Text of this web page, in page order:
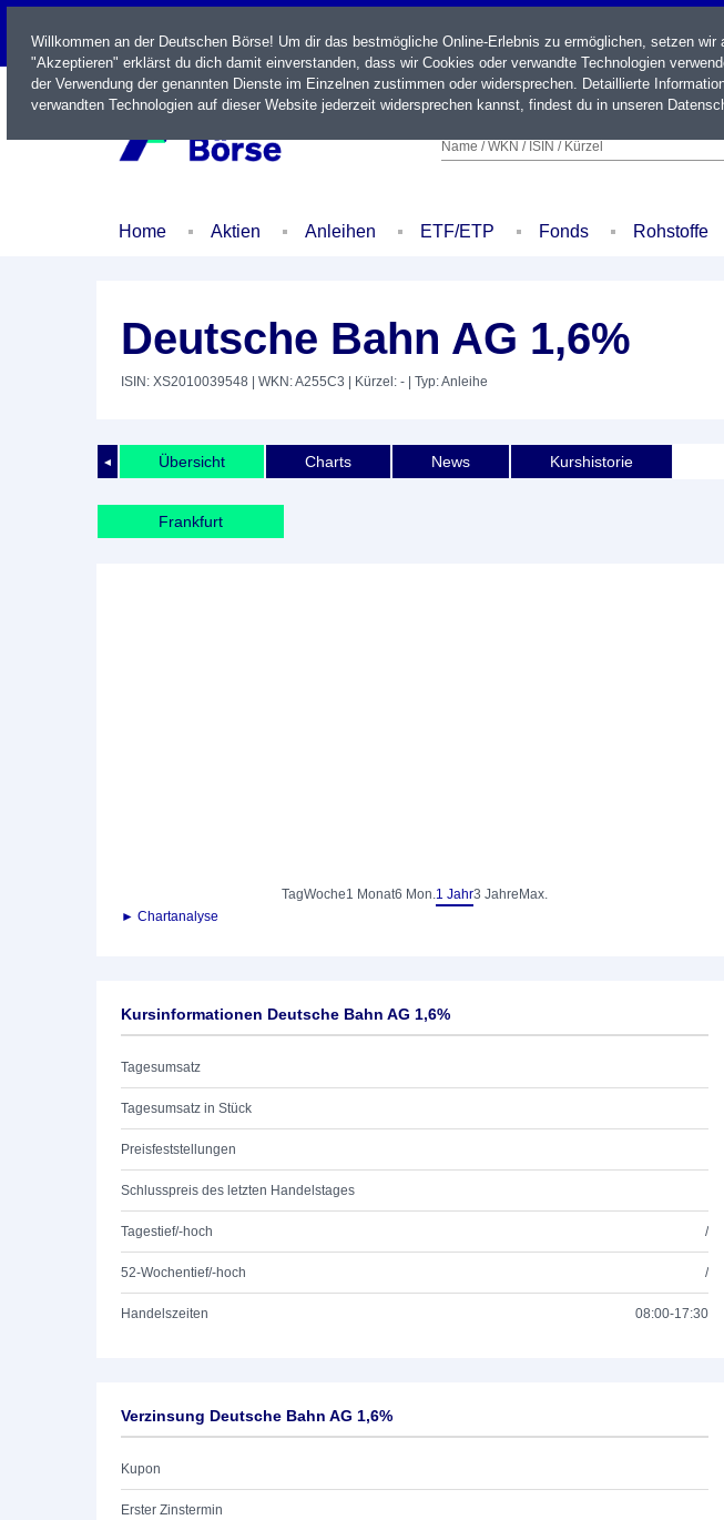
LIVE
Name / WKN / ISIN / Kürzel
Home Aktien Anleihen ETF/ETP Fonds Rohstoffe
Deutsche Bahn AG 1,6%
ISIN: XS2010039548 | WKN: A255C3 | Kürzel: - | Typ: Anleihe
◄ Übersicht Charts News Kurshistorie
Frankfurt
TagWoche1 Monat6 Mon.1 Jahr3 Jahre Max.
► Chartanalyse
Kursinformationen Deutsche Bahn AG 1,6%
Tagesumsatz
Tagesumsatz in Stück
Preisfeststellungen
Schlusspreis des letzten Handelstages
Tagestief/-hoch /
52-Wochentief/-hoch /
Handelszeiten 08:00-17:30
Verzinsung Deutsche Bahn AG 1,6%
Kupon
Erster Zinstermin
Willkommen an der Deutschen Börse! Um dir das bestmögliche Online-Erlebnis zu ermöglichen, setzen
"Akzeptieren" erklärst du dich damit einverstanden, dass wir Cookies oder verwandte Technologien
der Verwendung der genannten Dienste im Einzelnen zustimmen oder widersprechen. Detaillierte
verwandten Technologien auf dieser Website jederzeit widersprechen kannst, findest du in unseren